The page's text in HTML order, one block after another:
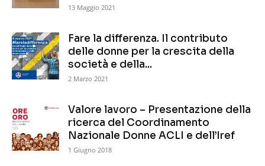
13 Maggio 2021
Fare la differenza. Il contributo
delle donne per la crescita della
società e della...
2 Marzo 2021
Valore lavoro – Presentazione della
ricerca del Coordinamento
Nazionale Donne ACLI e dell’Iref
1 Giugno 2018